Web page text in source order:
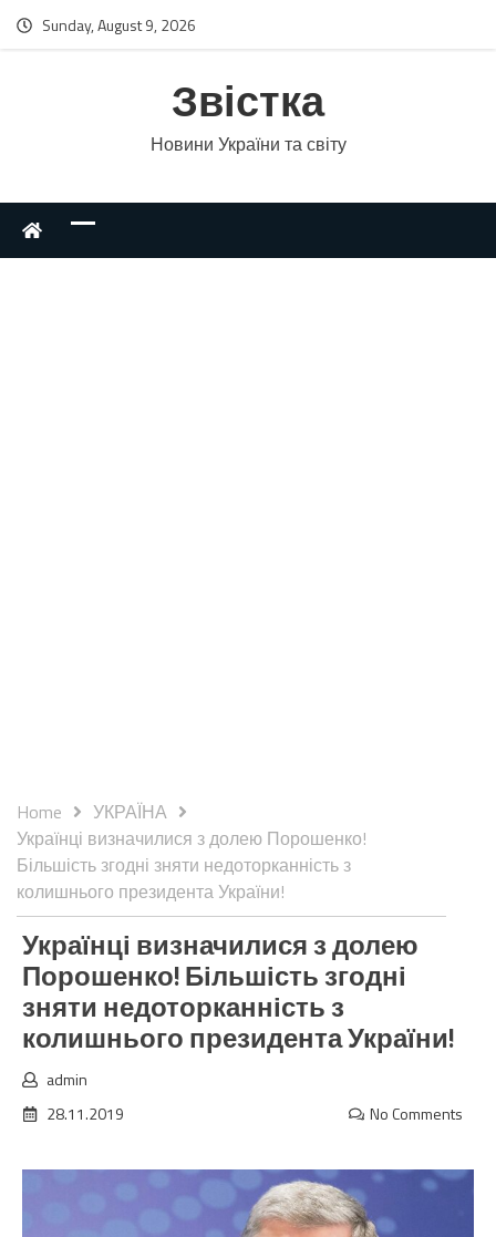
Sunday, August 9, 2026
Звістка
Новини України та світу
Home
УКРАЇНА
Українці визначилися з долею Порошенко!
Більшість згодні зняти недоторканність з
колишнього президента України!
Українці визначилися з долею
Порошенко! Більшість згодні
зняти недоторканність з
колишнього президента України!
admin
28.11.2019
No Comments